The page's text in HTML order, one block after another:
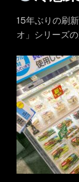
15年ぶりの刷
オ」シリーズ